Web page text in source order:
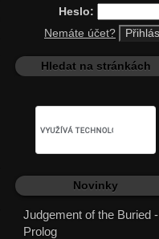
Heslo:
Nemáte účet?
Hledat na stránkách
Novinky
Judgement of the Buried -
Prolog